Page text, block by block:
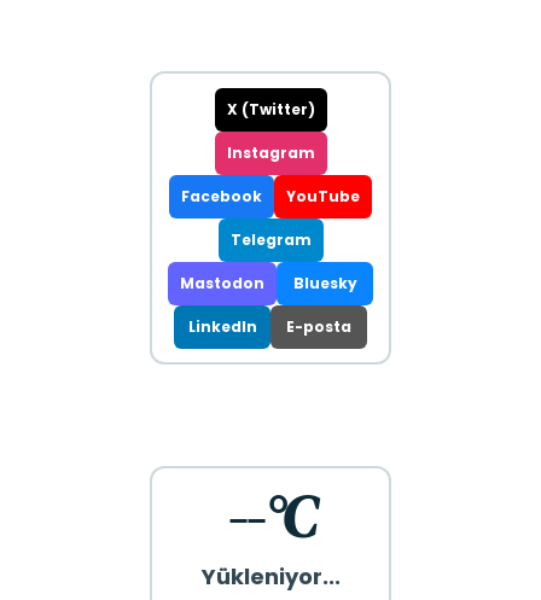
X (Twitter)
Instagram
Facebook YouTube
Telegram
Mastodon Bluesky
LinkedIn E-posta
--°C
Yükleniyor...